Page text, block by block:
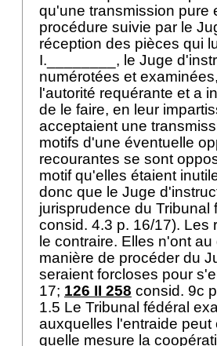
qu'une transmission pure
procédure suivie par le
réception des pièces qui
I.________, le Juge
numérotées et
l'autorité requérante et a
de le faire, en leur
acceptaient une
motifs d'une éventuelle
recourantes se sont
motif qu'elles étaient
donc que le Juge
jurisprudence du
consid. 4.3 p. 16/17). Les
le contraire. Elles n'ont
manière de procéder du
seraient forcloses pour
17; 126 II 258 consid. 9c
1.5 Le Tribunal fédéral
auxquelles l'entraide
quelle mesure la